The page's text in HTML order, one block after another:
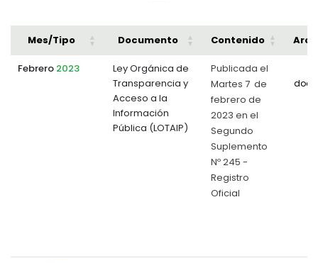
Mes/Tipo Documento Contenido
Febrero 2023
Ley Orgánica de
Transparencia y
Acceso a la
Información
Pública (LOTAIP)
Publicada el
Martes 7 de
febrero de
2023 en el
Segundo
Suplemento
Nº 245 -
Registro
Oficial